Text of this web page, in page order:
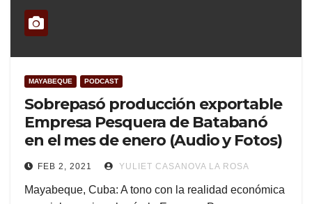
MAYABEQUE PODCAST
Sobrepasó producción exportable
Empresa Pesquera de Batabanó
en el mes de enero (Audio y Fotos)
FEB 2, 2021 YULIET CASANOVA LA ROSA
Mayabeque, Cuba: A tono con la realidad económica